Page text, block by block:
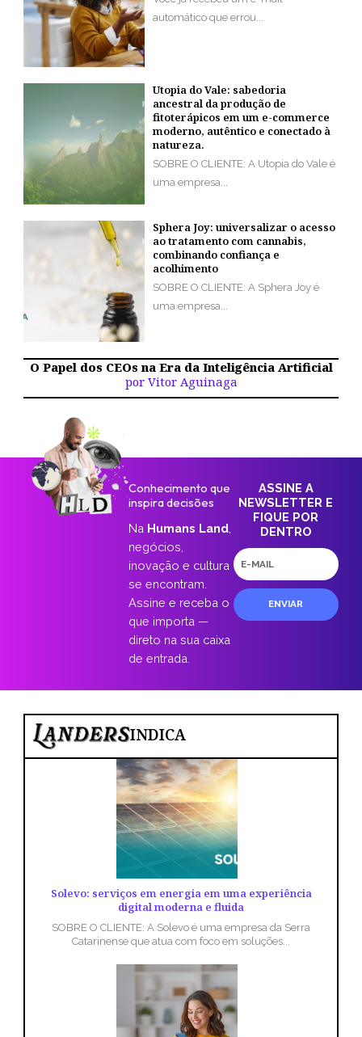
automático que errou...
Utopia do Vale: sabedoria
ancestral da produção de
fitoterápicos em um e-commerce
moderno, autêntico e conectado à
natureza.
SOBRE O CLIENTE: A Utopia do Vale é
uma empresa...
Sphera Joy: universalizar o acesso
ao tratamento com cannabis,
combinando confiança e
acolhimento
SOBRE O CLIENTE: A Sphera Joy é
uma empresa...
O Papel dos CEOs na Era da Inteligência Artificial
por Vitor Aguinaga
Conhecimento que
inspira decisões
Na Humans Land
negócios,
inovação e cultura
se encontram.
Assine e receba o
que importa —
direto na sua caixa
de entrada.
ASSINE A
NEWSLETTER E
FIQUE POR
DENTRO
E-
mail
ENVIAR
INDICA
Solevo: serviços em energia em uma experiência
digital moderna e fluida
SOBRE O CLIENTE: A Solevo é uma empresa da Serra
Catarinense que atua com foco em soluções...